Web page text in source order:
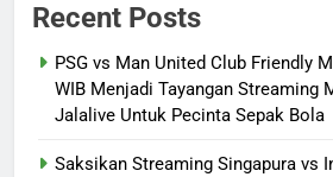
Recent Posts
PSG vs Man United Club Friendly
WIB Menjadi Tayangan Streaming
Jalalive Untuk Pecinta Sepak Bola
Saksikan Streaming Singapura vs